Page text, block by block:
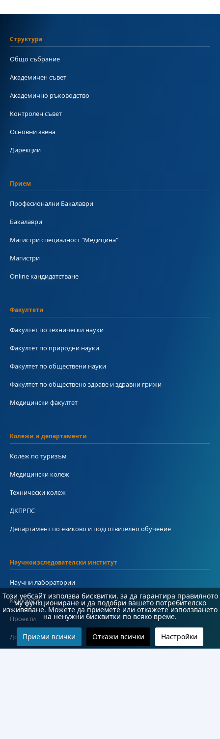
Структура
Общо събрание
Академичен съвет
Академично ръководство
Контролен съвет
Основни звена
Дирекции
Прием
Професионални Бакалаври
Бакалаври
Магистри специалност "Медицина"
Магистри
Online кандидатстване
Факултети
Факултет по технически науки
Факултет по природни науки
Факултет по обществени науки
Факултет по обществено здраве и здравни грижи
Медицински факултет
Колежи и департаменти
Колеж по туризъм
Медицински колеж
Технически колеж
ДКПРПС
Департамент по езиково и подготвително обучение
Научноизследователски институт
Научни лаборатории
Конкурси
Проекти
Документи
Този уебсайт използва бисквитки, за да гарантира правилното
му функциониране и да подобри вашето потребителско
изживяване. Можете да приемете или откажете използването
на ненужни бисквитки по всяко време.
Приеми всички Откажи всички Настройки